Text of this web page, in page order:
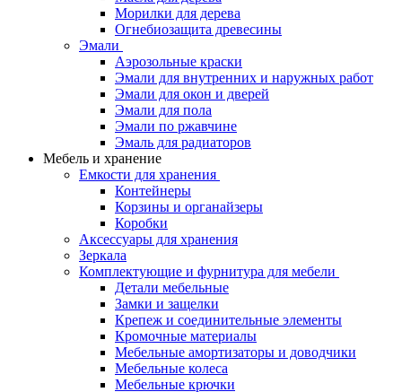
Морилки для дерева
Огнебиозащита древесины
Эмали
Аэрозольные краски
Эмали для внутренних и наружных работ
Эмали для окон и дверей
Эмали для пола
Эмали по ржавчине
Эмаль для радиаторов
Мебель и хранение
Емкости для хранения
Контейнеры
Корзины и органайзеры
Коробки
Аксессуары для хранения
Зеркала
Комплектующие и фурнитура для мебели
Детали мебельные
Замки и защелки
Крепеж и соединительные элементы
Кромочные материалы
Мебельные амортизаторы и доводчики
Мебельные колеса
Мебельные крючки